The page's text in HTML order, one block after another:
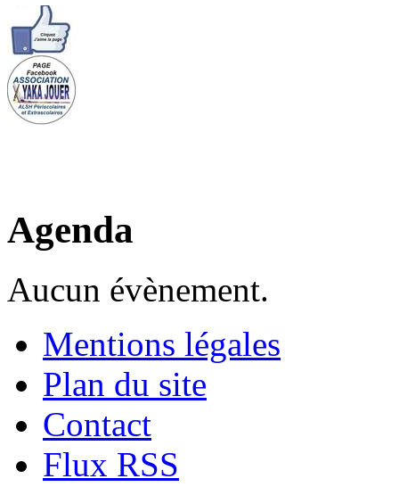
Agenda
Aucun évènement.
Mentions légales
Plan du site
Contact
Flux RSS